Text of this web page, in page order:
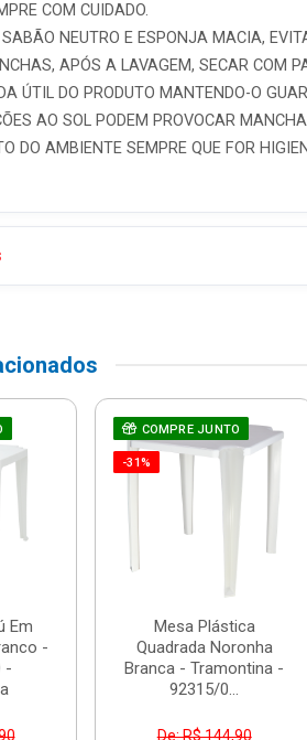
COM CUIDADO.
NEUTRO E ESPONJA MACIA,
APÓS A LAVAGEM, SECAR COM
ÚTIL DO PRODUTO MANTENDO-O
AO SOL PODEM PROVOCAR
DO AMBIENTE SEMPRE QUE FOR
Em
-
-
COMPRE JUNTO
-31%
Mesa Plástica
Quadrada Noronha
Branca - Tramontina -
92315/0...
De: R$ 144,90